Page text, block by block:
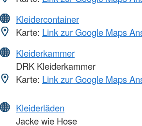
Kleidercontainer
Karte: Link zur Google Maps
Kleiderkammer
DRK Kleiderkammer
Karte: Link zur Google Maps
Kleiderläden
Jacke wie Hose